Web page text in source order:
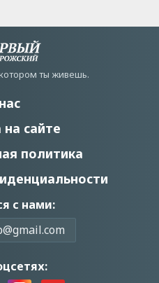
ты живешь.
сайте
политика
с нами: